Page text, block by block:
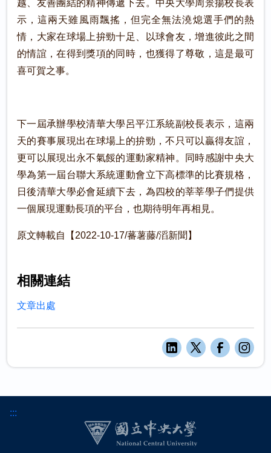
越、友善團結的精神傳遞下去。中央大學周景揚校長表
示，這兩天雖風雨飄搖，但完全無法澆熄選手們的熱
情，大家在球場上拚勁十足、以球會友，增進彼此之間
的情誼，在得到獎項的同時，也獲得了尊敬，這是最可
喜可賀之事。
下一屆承辦學校清華大學呂平江系統副校長表示，這兩
天的賽事展現出在球場上的拚勁，不只可以贏得友誼，
更可以展現出永不氣餒的運動家精神。同時感謝中央大
學為第一屆台聯大系統運動會立下高標準的比賽規格，
日後清華大學必會延續下去，為四校的莘莘學子們提供
一個展現運動長項的平台，也期待明年再相見。
原文轉載自【2022-10-17/蕃薯藤/滔新聞】
相關連結
文章出處
:::